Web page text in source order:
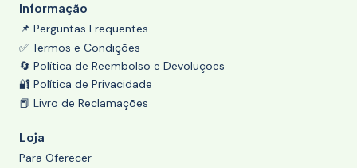
Informação
📌 Perguntas Frequentes
✅ Termos e Condições
🔄 Política de Reembolso e Devoluções
🔐 Política de Privacidade
📕 Livro de Reclamações
Loja
Para Oferecer